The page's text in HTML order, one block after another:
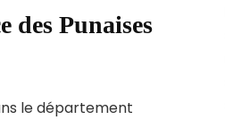
des Punaises
le département